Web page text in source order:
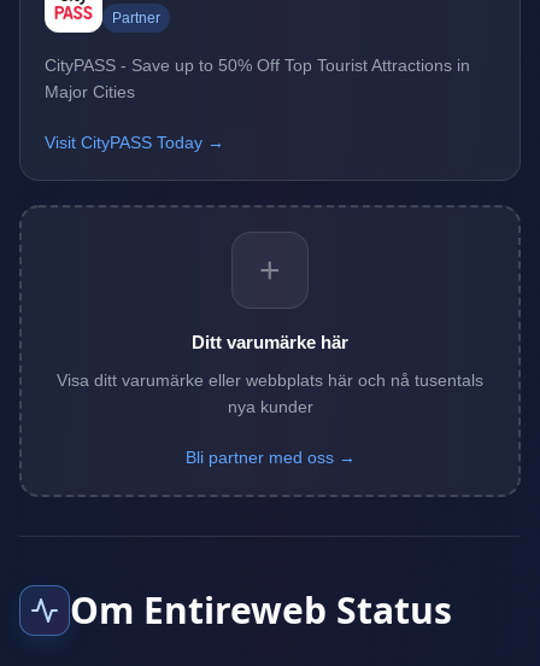
Partner
CityPASS - Save up to 50% Off Top Tourist Attractions in
Major Cities
Visit CityPASS Today →
+
Ditt varumärke här
Visa ditt varumärke eller webbplats här och nå tusentals
nya kunder
Bli partner med oss →
Om Entireweb Status